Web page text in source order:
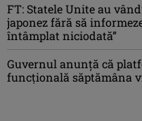
FT: Statele Unite au
japonez fără să
întâmplat niciodată”
Guvernul anunță că
funcţională săptămâna